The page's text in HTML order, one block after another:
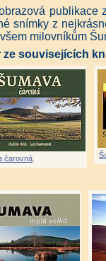
publikace
snímky z
milovníkům
ze souvisejících
čarovná